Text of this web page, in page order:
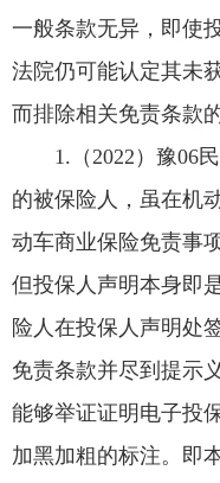
一般条款无异，即使
法院仍可能认定其未
而排除相关免责条款
1.（2022）豫06
的被保险人，虽在机
动车商业保险免责事
但投保人声明本身即
险人在投保人声明处
免责条款并尽到提示
能够举证证明电子投
加黑加粗的标注。即